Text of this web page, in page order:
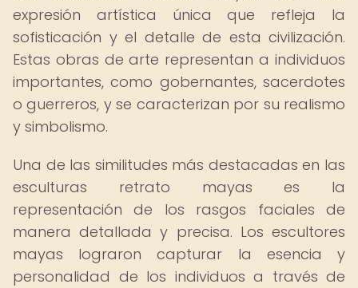
expresión artística única que refleja la
sofisticación y el detalle de esta civilización.
Estas obras de arte representan a individuos
importantes, como gobernantes, sacerdotes
o guerreros, y se caracterizan por su realismo
y simbolismo.
Una de las similitudes más destacadas en las
esculturas retrato mayas es la
representación de los rasgos faciales de
manera detallada y precisa. Los escultores
mayas lograron capturar la esencia y
personalidad de los individuos a través de